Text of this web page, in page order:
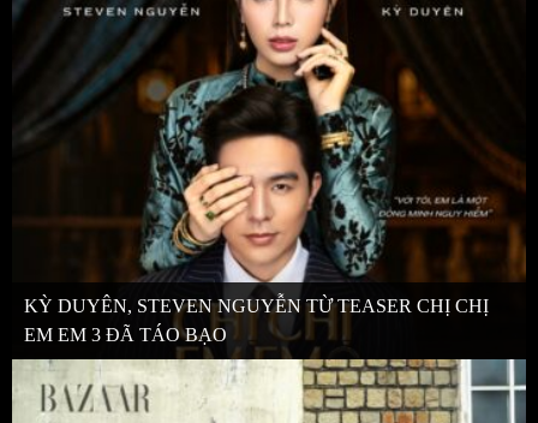
KỲ DUYÊN, STEVEN NGUYỄN TỪ TEASER CHỊ CHỊ
EM EM 3 ĐÃ TÁO BẠO